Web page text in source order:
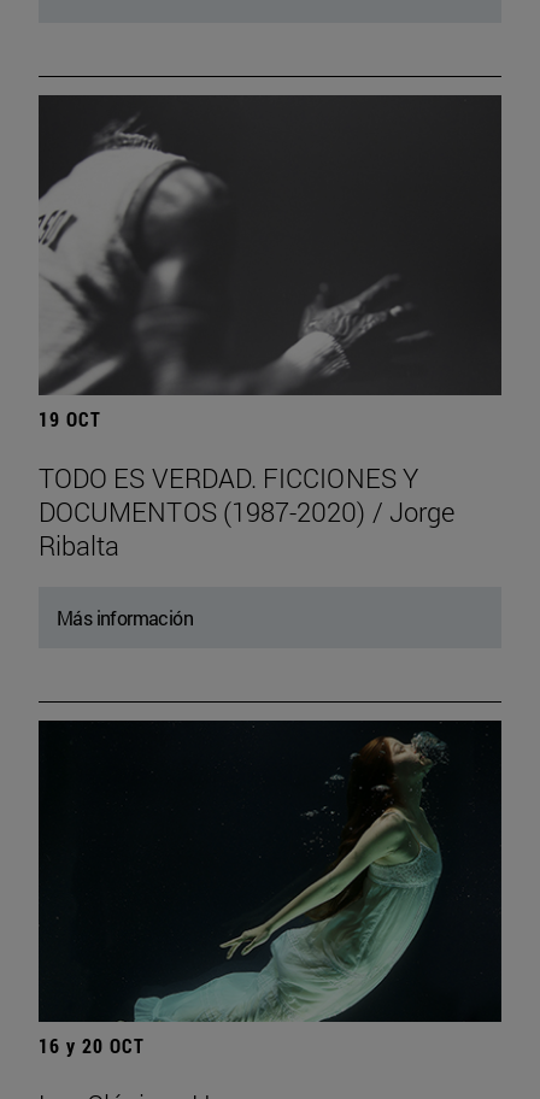
19 OCT
TODO ES VERDAD. FICCIONES Y
DOCUMENTOS (1987-2020) / Jorge
Ribalta
Más información
16 y 20 OCT